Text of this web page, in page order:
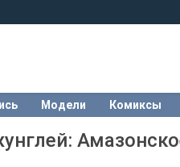
Модели Комиксы